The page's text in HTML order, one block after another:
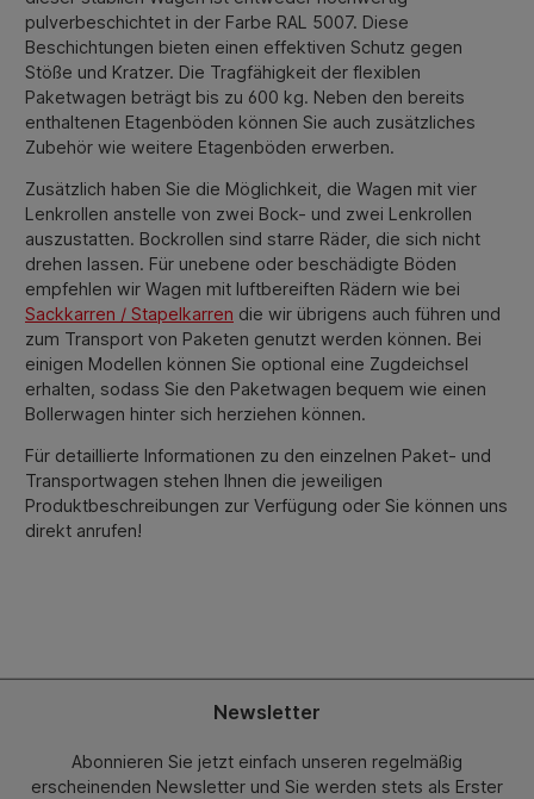
pulverbeschichtet in der Farbe RAL 5007. Diese
Beschichtungen bieten einen effektiven Schutz gegen
Stöße und Kratzer. Die Tragfähigkeit der flexiblen
Paketwagen beträgt bis zu 600 kg. Neben den bereits
enthaltenen Etagenböden können Sie auch zusätzliches
Zubehör wie weitere Etagenböden erwerben.
Zusätzlich haben Sie die Möglichkeit, die Wagen mit vier
Lenkrollen anstelle von zwei Bock- und zwei Lenkrollen
auszustatten. Bockrollen sind starre Räder, die sich nicht
drehen lassen. Für unebene oder beschädigte Böden
empfehlen wir Wagen mit luftbereiften Rädern wie bei
Sackkarren / Stapelkarren die wir übrigens auch führen und
zum Transport von Paketen genutzt werden können. Bei
einigen Modellen können Sie optional eine Zugdeichsel
erhalten, sodass Sie den Paketwagen bequem wie einen
Bollerwagen hinter sich herziehen können.
Für detaillierte Informationen zu den einzelnen Paket- und
Transportwagen stehen Ihnen die jeweiligen
Produktbeschreibungen zur Verfügung oder Sie können uns
direkt anrufen!
Newsletter
Abonnieren Sie jetzt einfach unseren regelmäßig
erscheinenden Newsletter und Sie werden stets als Erster